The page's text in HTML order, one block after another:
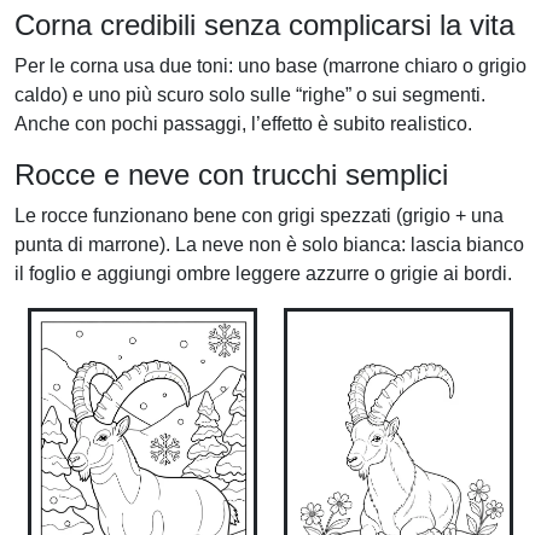
Corna credibili senza complicarsi la vita
Per le corna usa due toni: uno base (marrone chiaro o grigio
caldo) e uno più scuro solo sulle “righe” o sui segmenti.
Anche con pochi passaggi, l’effetto è subito realistico.
Rocce e neve con trucchi semplici
Le rocce funzionano bene con grigi spezzati (grigio + una
punta di marrone). La neve non è solo bianca: lascia bianco
il foglio e aggiungi ombre leggere azzurre o grigie ai bordi.